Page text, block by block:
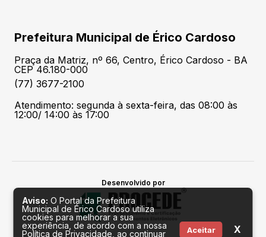
Prefeitura Municipal de Érico Cardoso
Praça da Matriz, nº 66, Centro, Érico Cardoso - BA
CEP 46.180-000
(77) 3677-2100
Atendimento: segunda à sexta-feira, das 08:00 às
12:00/ 14:00 às 17:00
Desenvolvido por
Aviso: O Portal da Prefeitura
Municipal de Érico Cardoso utiliza
cookies para melhorar a sua
experiência, de acordo com a nossa
Política de Privacidade, ao continuar
Aceitar X